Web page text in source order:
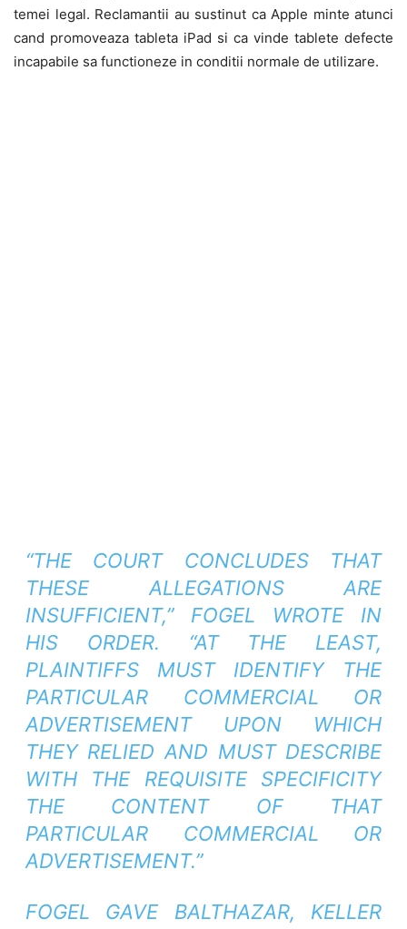
temei legal. Reclamantii au sustinut ca Apple minte atunci
cand promoveaza tableta iPad si ca vinde tablete defecte
incapabile sa functioneze in conditii normale de utilizare.
“THE COURT CONCLUDES THAT
THESE ALLEGATIONS ARE
INSUFFICIENT,” FOGEL WROTE IN
HIS ORDER. “AT THE LEAST,
PLAINTIFFS MUST IDENTIFY THE
PARTICULAR COMMERCIAL OR
ADVERTISEMENT UPON WHICH
THEY RELIED AND MUST DESCRIBE
WITH THE REQUISITE SPECIFICITY
THE CONTENT OF THAT
PARTICULAR COMMERCIAL OR
ADVERTISEMENT.”
FOGEL GAVE BALTHAZAR, KELLER